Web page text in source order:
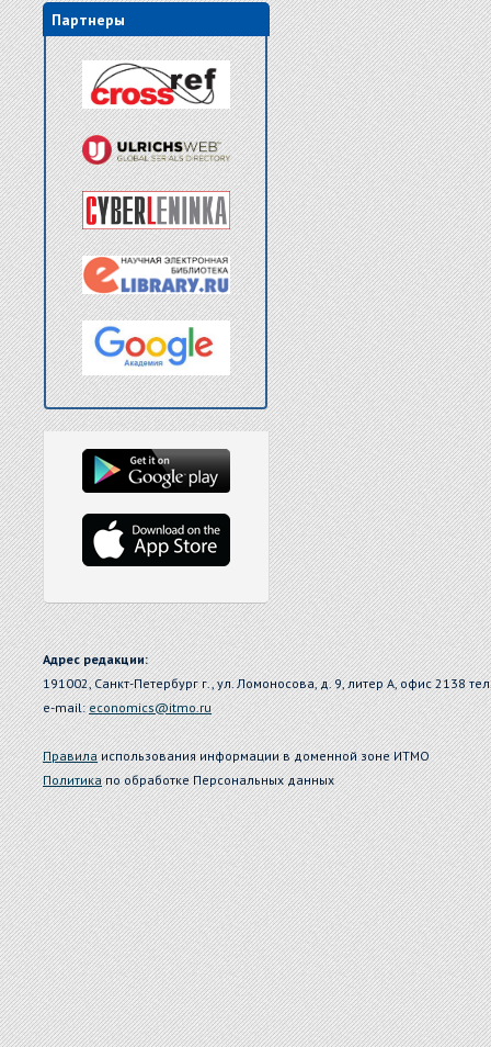
Партнеры
Адрес редакции:
191002, Санкт-Петербург г., ул. Ломоносова, д. 9, литер А, офис 2138
e-mail:economics@itmo.ru
Правилаиспользования информации в доменной зоне ИТМО
Политикапо обработке Персональных данных